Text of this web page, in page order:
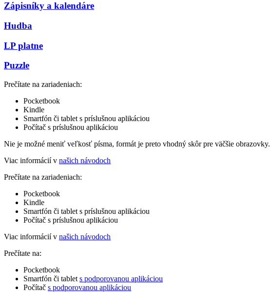
Zápisníky a kalendáre
Hudba
LP platne
Puzzle
Prečítate na zariadeniach:
Pocketbook
Kindle
Smartfón či tablet s príslušnou aplikáciou
Počítač s príslušnou aplikáciou
Nie je možné meniť veľkosť písma, formát je preto vhodný skôr pre väčšie obrazovky.
Viac informácií v našich návodoch
Prečítate na zariadeniach:
Pocketbook
Kindle
Smartfón či tablet s príslušnou aplikáciou
Počítač s príslušnou aplikáciou
Viac informácií v našich návodoch
Prečítate na:
Pocketbook
Smartfón či tablet s podporovanou aplikáciou
Počítač s podporovanou aplikáciou